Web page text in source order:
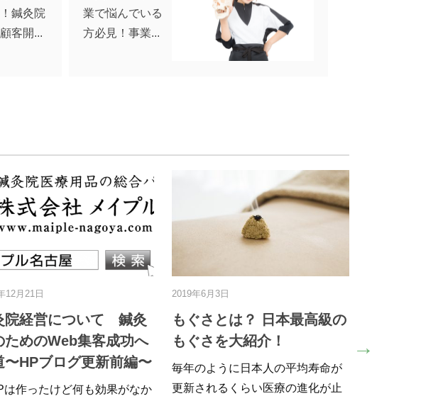
鍼灸院
客開...
業で悩んでいる
方必見！事業...
高級の
寿命が
化が止
1人で鍼灸院を運営して成
功させる5つの秘訣Part2
1人での鍼灸院運営は考えること
が多く、悩みも尽き…
ブルーライトから目を守ろ
う！～ルテインのチカラ～
現代人の目は、紫外線や着色光に
より、大きなダメージをうけてい